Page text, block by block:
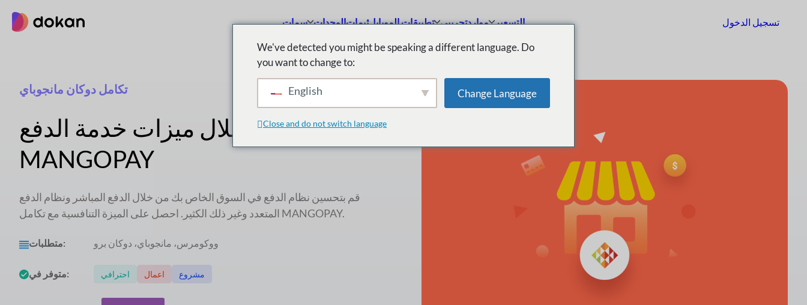
إلى
سمات الوحداتثيماتتطبيقات الموبايل تجريبيموارد التسعير تسجيل الدخول
تكامل دوكان مانجوباي
استغلال ميزات خدمة الدفع
MANGOPAY
قم بتحسين نظام الدفع في السوق الخاص بك من خلال الدفع المباشر ونظام الدفع
المتعدد وغير ذلك الكثير. احصل على الميزة التنافسية مع تكامل MANGOPAY.
متطلبات: ووكومرس، مانجوباي، دوكان برو
متوفر في: احترافي اعمال مشروع
We've detected you might be speaking a different language. Do
you want to change to:
English Change Language
Close and do not switch language